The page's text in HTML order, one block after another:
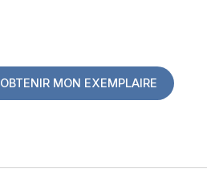
OBTENIR MON EXEMPLAIRE